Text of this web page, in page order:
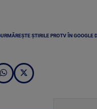
URMĂREȘTE ȘTIRILE PROTV ÎN GOOGLE